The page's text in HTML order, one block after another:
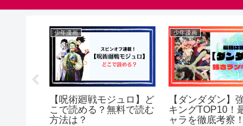
【みいちゃんと山田さ
ん】全話ネタバレまと
め！最新話までの感想や
少年漫画
【ダンダダン】最強キャ
ラは口裂け女？カシマレ
イコの強さや正体につい